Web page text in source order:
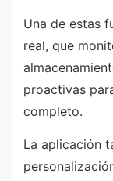
Una de estas
real, que
proactivas
completo.
La aplicación